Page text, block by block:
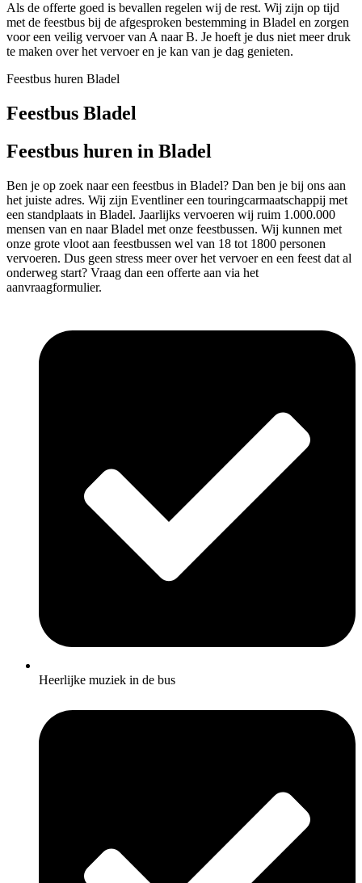
Als de offerte goed is bevallen regelen wij de rest. Wij zijn op tijd
met de feestbus bij de afgesproken bestemming in Bladel en zorgen
voor een veilig vervoer van A naar B. Je hoeft je dus niet meer druk
te maken over het vervoer en je kan van je dag genieten.
Feestbus huren Bladel
Feestbus Bladel
Feestbus huren in Bladel
Ben je op zoek naar een feestbus in Bladel? Dan ben je bij ons aan
het juiste adres. Wij zijn Eventliner een touringcarmaatschappij met
een standplaats in Bladel. Jaarlijks vervoeren wij ruim 1.000.000
mensen van en naar Bladel met onze feestbussen. Wij kunnen met
onze grote vloot aan feestbussen wel van 18 tot 1800 personen
vervoeren. Dus geen stress meer over het vervoer en een feest dat al
onderweg start? Vraag dan een offerte aan via het
aanvraagformulier.
Heerlijke muziek in de bus